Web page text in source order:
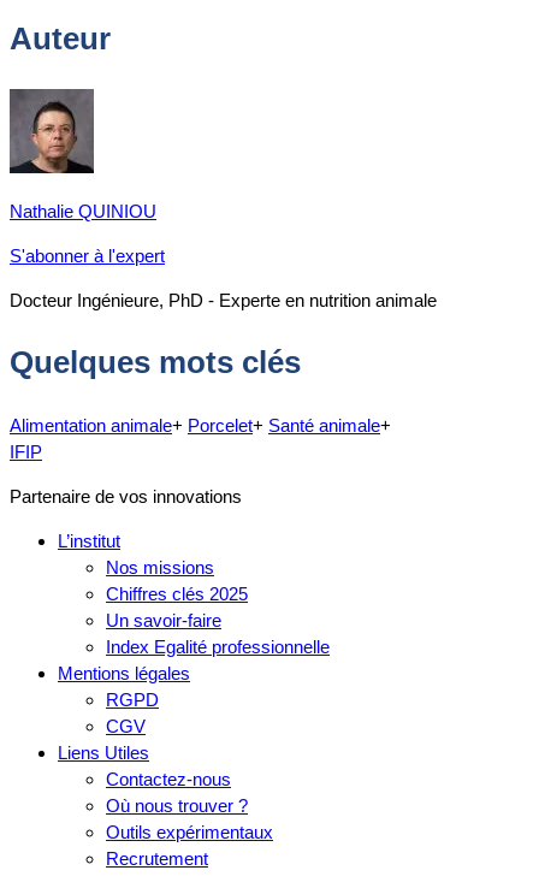
Auteur
Nathalie QUINIOU
S'abonner à l'expert
Docteur Ingénieure, PhD - Experte en nutrition animale
Quelques mots clés
Alimentation animale+ Porcelet+ Santé animale+
IFIP
Partenaire de vos innovations
L’institut
Nos missions
Chiffres clés 2025
Un savoir-faire
Index Egalité professionnelle
Mentions légales
RGPD
CGV
Liens Utiles
Contactez-nous
Où nous trouver ?
Outils expérimentaux
Recrutement